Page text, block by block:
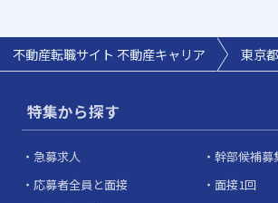
不動産転職サイト 不動産キャリア 東京
特集から探す
急募求人
幹部候補募
応募者全員と面接
面接1回